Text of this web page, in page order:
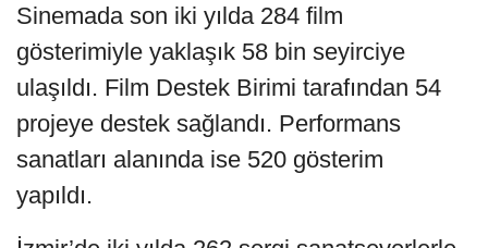
Sinemada son iki yılda 284 film
gösterimiyle yaklaşık 58 bin seyirciye
ulaşıldı. Film Destek Birimi tarafından 54
projeye destek sağlandı. Performans
sanatları alanında ise 520 gösterim
yapıldı.